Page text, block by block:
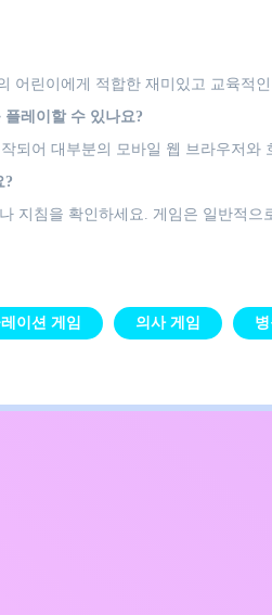
어린이에게 적합한 재미있고 교육
레이할 수 있나요?
되어 대부분의 모바일 웹 브라우저
?
지침을 확인하세요. 게임은 일반적
이션 게임 의사 게임